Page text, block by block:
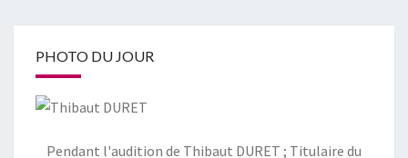
PHOTO DU JOUR
Pendant l'audition de Thibaut DURET ; Titulaire du